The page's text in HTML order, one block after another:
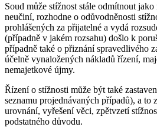
Soud může stížnost stále odmítnout
neučiní, rozhodne o odůvodněnosti
prohlášených za přijatelné a vydá
(případně v jakém rozsahu) došlo k
případně také o přiznání spravedlivého
účelně vynaložených nákladů řízení,
nemajetkové újmy.
Řízení o stížnosti může být také
seznamu projednávaných případů), a to
urovnání, vyřešení věci, zpětvzetí
podstatného důvodu.